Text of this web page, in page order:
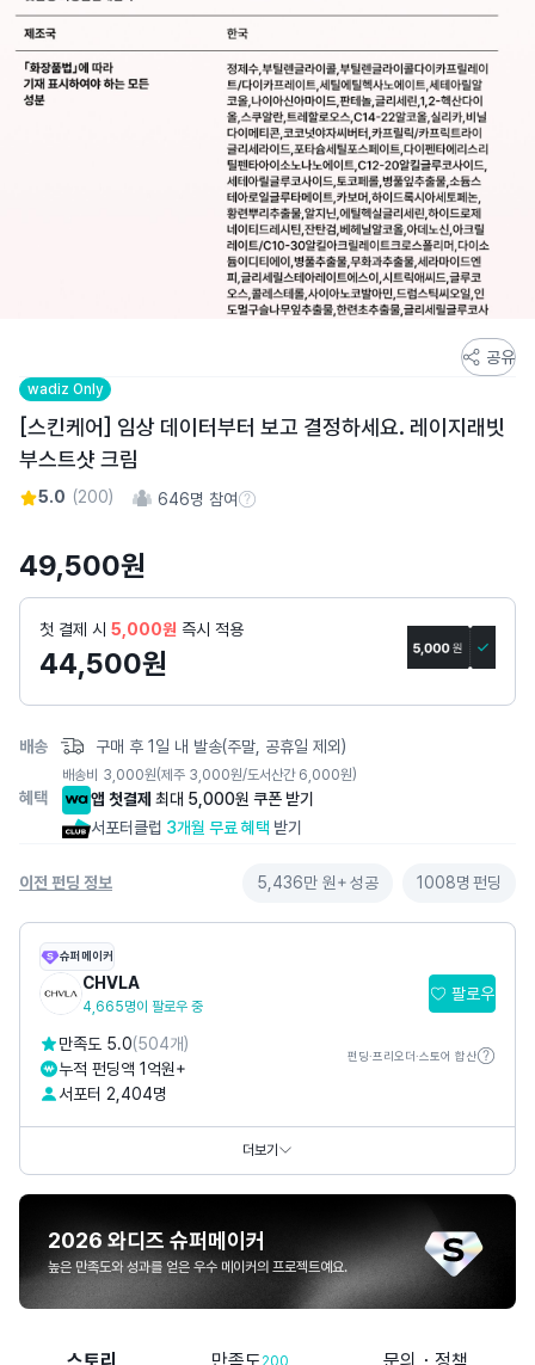
토
어
스
토
리
세
페
이
공유
wadiz Only
[스킨케어] 임상 데이터부터 보고 결정하세요. 레이지래빗
부스트샷 크림
5.0 (200) 646명 참여참여 수 정보
49,500원
첫 결제 시 5,000원 즉시 적용
44,500원
배송 구매 후 1일 내 발송(주말, 공휴일 제외)
배송비 3,000원(제주 3,000원/도서산간 6,000원)
혜택 앱 첫결제 최대 5,000원 쿠폰 받기
서포터클럽 3개월 무료 혜택 받기
이전 펀딩 정보 5,436만 원+성공 1008명 펀딩
슈퍼메이커
CHVLA
4,665명이 팔로우 중
팔로우
만족도 5.0(504개)
누적 펀딩액 1억원+
서포터 2,404명
펀딩·프리오더·스토어 합산
더보기
2026 와디즈 슈퍼메이커
높은 만족도와 성과를 얻은 우수 메이커의 프로젝트예요.
200